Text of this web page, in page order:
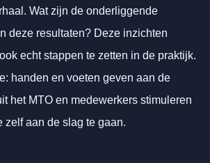
Wat zijn de onderliggende
deze resultaten? Deze inzichten
echt stappen te zetten in de praktijk.
handen en voeten geven aan de
het MTO en medewerkers stimuleren
zelf aan de slag te gaan.